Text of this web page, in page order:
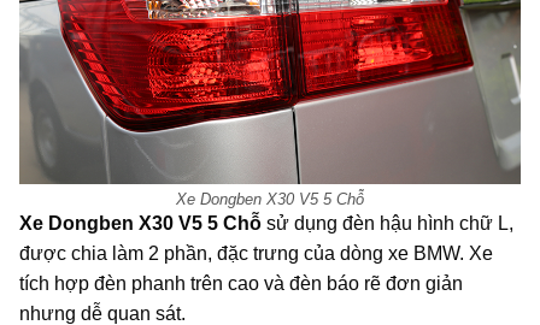
Xe Dongben X30 V5 5 Chỗ
Xe Dongben X30 V5 5 Chỗ sử dụng đèn hậu hình chữ L,
được chia làm 2 phần, đặc trưng của dòng xe BMW. Xe
tích hợp đèn phanh trên cao và đèn báo rẽ đơn giản
nhưng dễ quan sát.